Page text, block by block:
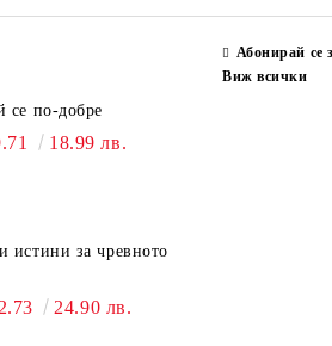
се по-добре
18.99 лв.
истини за чревното
24.90 лв.
Абонирай се
Виж всички